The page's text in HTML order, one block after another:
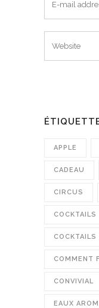
APPLE
CADEAU
CIRCUS
COCKTAILS
COCKTAILS
COMMENT
CONVIVIAL
EAUX